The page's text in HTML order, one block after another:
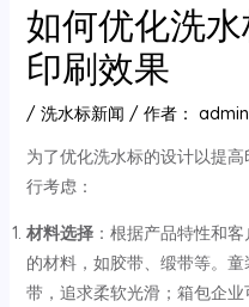
如何优化洗
印刷效果
/ 洗水标新闻 / 作者： admin
为了优化洗水标的设计以提
行考虑：
材料选择：根据产品特性和
的材料，如胶带、缎带等。
带，追求柔软光滑；箱包企